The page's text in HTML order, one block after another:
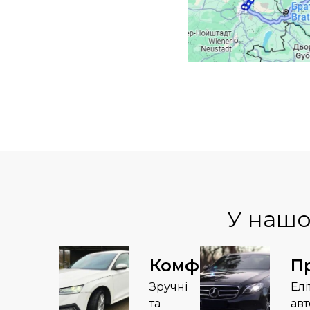
У
Комфорт
Зручні
та